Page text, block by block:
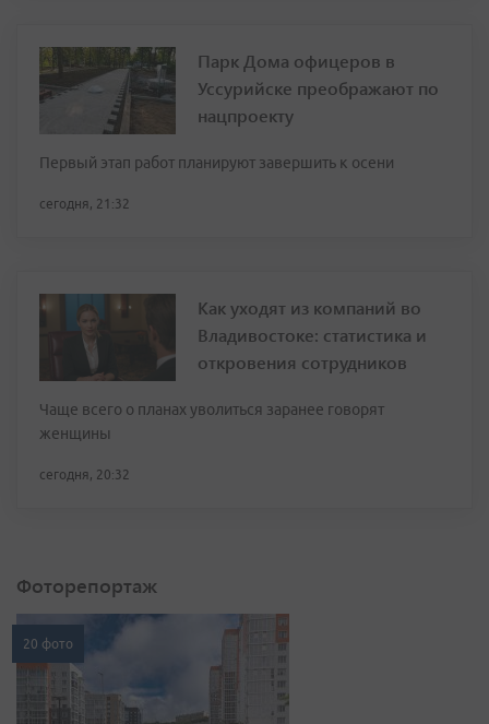
Парк Дома офицеров в
Уссурийске преображают по
нацпроекту
Первый этап работ планируют завершить к осени
сегодня, 21:32
Как уходят из компаний во
Владивостоке: статистика и
откровения сотрудников
Чаще всего о планах уволиться заранее говорят
женщины
сегодня, 20:32
Фоторепортаж
20 фото